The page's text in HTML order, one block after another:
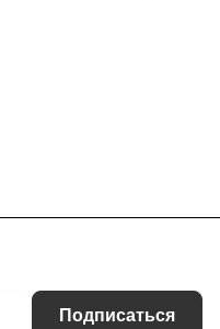
Подписаться